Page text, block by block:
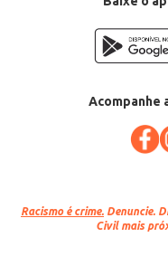
Acompanhe
Racismo é crime. Denuncie.
Civil mais